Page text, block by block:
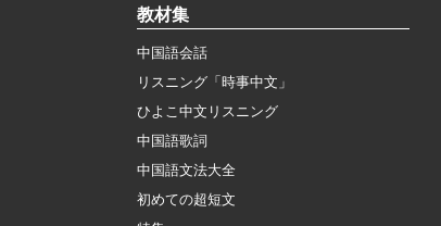
教材集
中国語会話
リスニング「時事中文」
ひよこ中文リスニング
中国語歌詞
中国語文法大全
初めての超短文